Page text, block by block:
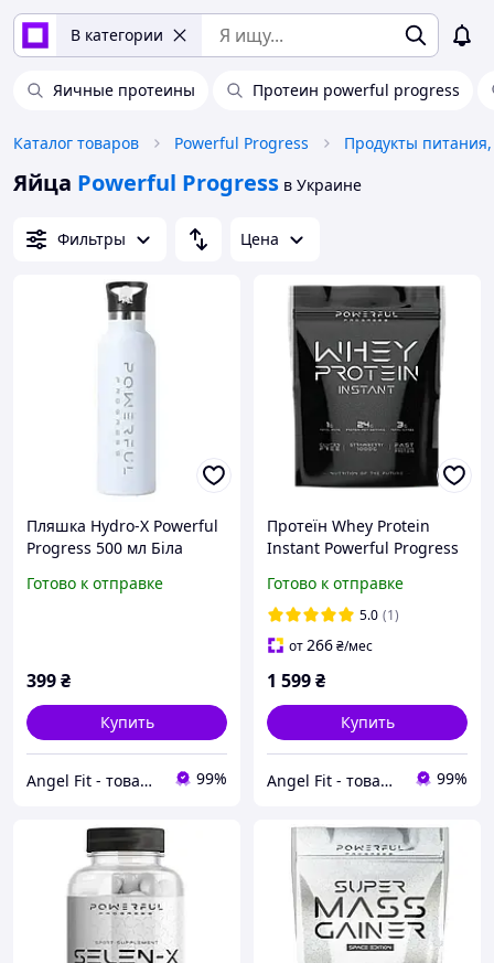
В категории
Яичные протеины Протеин powerful progress
Каталог товаров Powerful Progress Продукты
Яйца Powerful Progress в Украине
Фильтры Цена
Пляшка Hydro-X Powerful
Progress 500 мл Біла
Готово к отправке
399₴
Купить
Angel Fit - товари для здоров'я, спорту та активного життя 99%
Протеїн Whey Protein
Instant Powerful Progress
Готово к отправке
5.0 (1)
от266₴/мес
1 599₴
Купить
Angel Fit - товари для здоров'я, спорту та активного життя 99%